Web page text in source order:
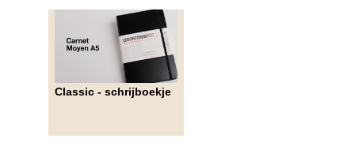
Classic - schrijboekje